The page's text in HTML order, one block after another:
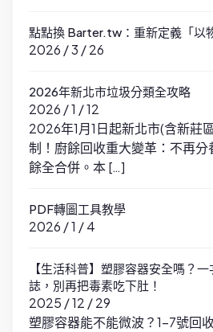
點點換 Barter.tw：重新定義「以
2026 / 3 / 26
2026年新北市垃圾分類全攻略
2026 / 1 / 12
2026年1月1日起新北市(含新莊
制！廚餘回收重大變革：不再
餘全合併。本 […]
PDF轉圖工具教學
2026 / 1 / 4
【生活科普】塑膠容器安全嗎？
誌，別再把毒素吃下肚！
2025 / 12 / 29
塑膠容器能不能微波？1-7號回